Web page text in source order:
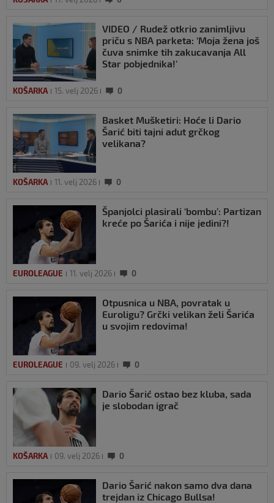
VIDEO / Rudež otkrio zanimljivu
priču s NBA parketa: ‘Moja žena još
čuva snimke tih zakucavanja All
Star pobjednika!’
KOŠARKA 15. velj 2026 0
Basket Mušketiri: Hoće li Dario
Šarić biti tajni adut grčkog
velikana?
KOŠARKA 11. velj 2026 0
Španjolci plasirali ‘bombu’: Partizan
kreće po Šarića i nije jedini?!
EUROLEAGUE 11. velj 2026 0
Otpusnica u NBA, povratak u
Euroligu? Grčki velikan želi Šarića
u svojim redovima!
EUROLEAGUE 09. velj 2026 0
Dario Šarić ostao bez kluba, sada
je slobodan igrač
KOŠARKA 09. velj 2026 0
Dario Šarić nakon samo dva dana
trejdan iz Chicago Bullsa!